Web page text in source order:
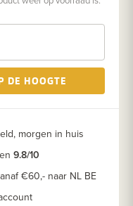
DE HOOGTE
morgen in huis
9.8/10
€60,- naar NL BE